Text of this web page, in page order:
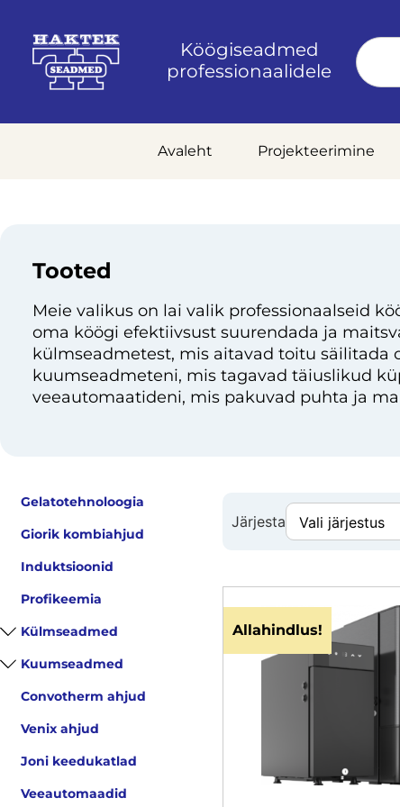
Köögiseadmed
professionaalidele
Avaleht Projekteerimine
Tooted
Meie valikus on lai valik professionaalseid
oma köögi efektiivsust suurendada ja
külmseadmetest, mis aitavad toitu säilitada
kuumseadmeteni, mis tagavad täiuslikud
veeautomaatideni, mis pakuvad puhta ja
Gelatotehnoloogia
Giorik kombiahjud
Induktsioonid
Profikeemia
Külmseadmed
Kuumseadmed
Convotherm ahjud
Venix ahjud
Joni keedukatlad
Veeautomaadid
Järjesta
Allahindlus!